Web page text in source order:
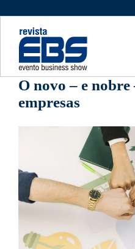
O novo – e nobre
empresas